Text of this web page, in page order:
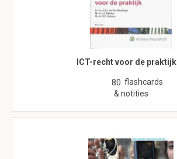
ICT-recht voor de praktijk
80 flashcards
& notities